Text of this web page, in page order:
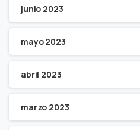
junio 2023
mayo 2023
abril 2023
marzo 2023